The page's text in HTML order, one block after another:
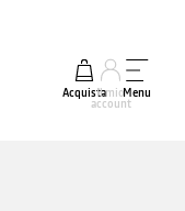
AcquistaIl mio
account
Menu